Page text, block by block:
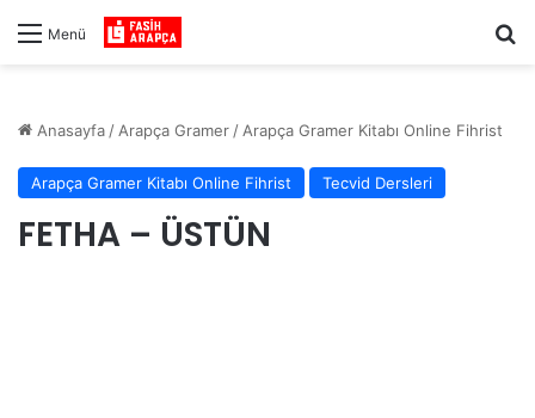
Menü
Anasayfa / Arapça Gramer / Arapça Gramer Kitabı Online Fihrist
Arapça Gramer Kitabı Online Fihrist Tecvid Dersleri
FETHA – ÜSTÜN